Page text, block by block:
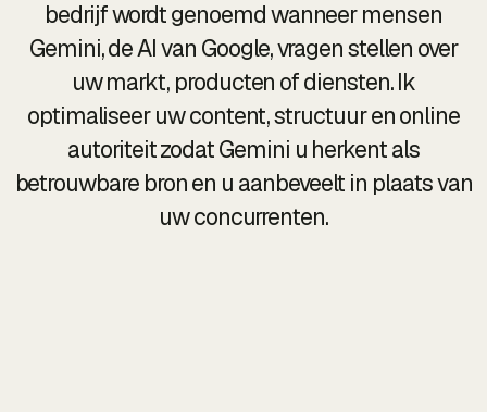
bedrijf wordt genoemd wanneer mensen
Gemini, de AI van Google, vragen stellen over
uw markt, producten of diensten. Ik
optimaliseer uw content, structuur en online
autoriteit zodat Gemini u herkent als
betrouwbare bron en u aanbeveelt in plaats van
uw concurrenten.